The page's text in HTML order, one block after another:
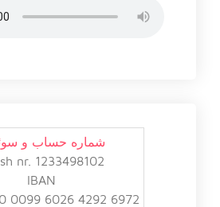
شماره حساب و
nr. 1233498102
IBAN
0099 6026 4292 6972